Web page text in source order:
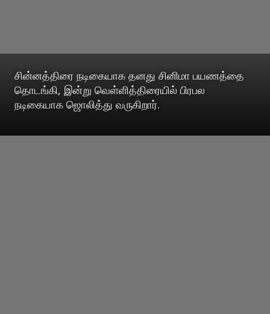
சின்னத்திரை நடிகையாக தனது சினிமா பயணத்தை
தொடங்கி, இன்று வெள்ளித்திரையில் பிரபல
நடிகையாக ஜொலித்து வருகிறார்.